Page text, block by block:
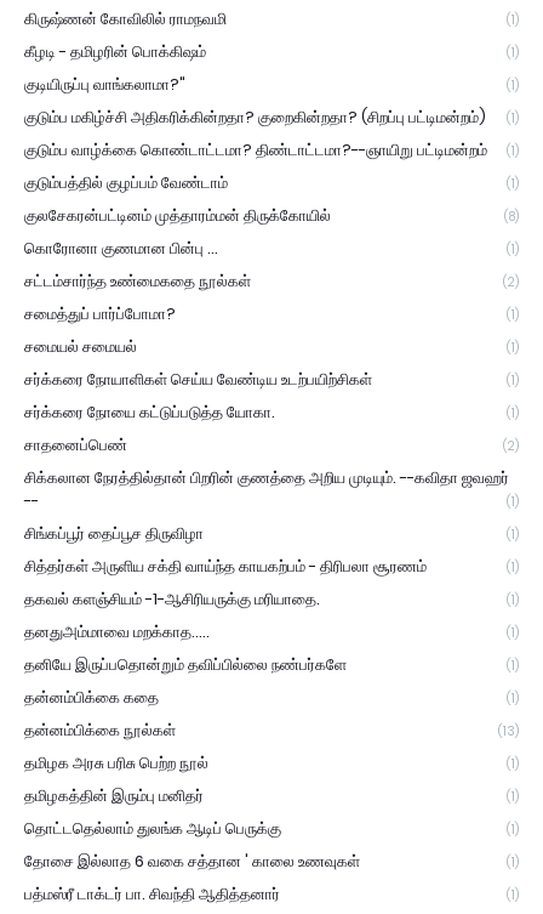
கிருஷ்ணன் கோவிலில் ராமநவமி (1)
கீழடி - தமிழரின் பொக்கிஷம் (1)
குடியிருப்பு வாங்கலாமா?" (1)
குடும்ப மகிழ்ச்சி அதிகரிக்கின்றதா? குறைகின்றதா? (சிறப்பு பட்டிமன்றம்) (1)
குடும்ப வாழ்க்கை கொண்டாட்டமா? திண்டாட்டமா?--ஞாயிறு பட்டிமன்றம் (1)
குடும்பத்தில் குழப்பம் வேண்டாம் (1)
குலசேகரன்பட்டினம் முத்தாரம்மன் திருக்கோயில் (8)
கொரோனா குணமான பின்பு ... (1)
சட்டம்சார்ந்த உண்மைகதை நூல்கள் (2)
சமைத்துப் பார்ப்போமா? (1)
சமையல் சமையல் (1)
சர்க்கரை நோயாளிகள் செய்ய வேண்டிய உடற்பயிற்சிகள் (1)
சர்க்கரை நோயை கட்டுப்படுத்த யோகா. (1)
சாதனைப்பெண் (2)
சிக்கலான நேரத்தில்தான் பிறரின் குணத்தை அறிய முடியும். --கவிதா ஜவஹர்
--
(1)
சிங்கப்பூர் தைப்பூச திருவிழா (1)
சித்தர்கள் அருளிய சக்தி வாய்ந்த காயகற்பம் - திரிபலா சூரணம் (1)
தகவல் களஞ்சியம் -1-ஆசிரியருக்கு மரியாதை. (1)
தனதுஅம்மாவை மறக்காத..... (1)
தனியே இருப்பதொன்றும் தவிப்பில்லை நண்பர்களே (1)
தன்னம்பிக்கை கதை (1)
தன்னம்பிக்கை நூல்கள் (13)
தமிழக அரசு பரிசு பெற்ற நூல் (1)
தமிழகத்தின் இரும்பு மனிதர் (1)
தொட்டதெல்லாம் துலங்க ஆடிப் பெருக்கு (1)
தோசை இல்லாத 6 வகை சத்தான ' காலை உணவுகள் (1)
பத்மஸ்ரீ டாக்டர் பா. சிவந்தி ஆதித்தனார் (1)